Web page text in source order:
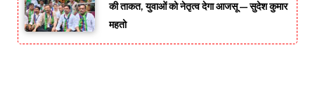
की ताकत, युवाओं को नेतृत्व देगा आजसू — सुदेश कुमार
महतो